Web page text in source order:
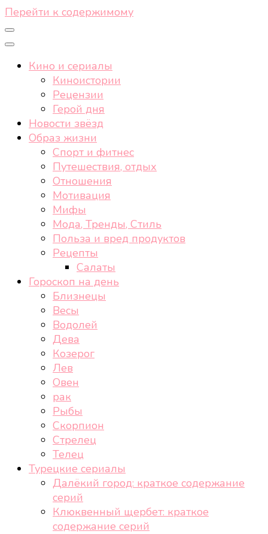
Перейти к содержимому
Кино и сериалы
Киноистории
Рецензии
Герой дня
Новости звёзд
Образ жизни
Спорт и фитнес
Путешествия, отдых
Отношения
Мотивация
Мифы
Мода, Тренды, Стиль
Польза и вред продуктов
Рецепты
Салаты
Гороскоп на день
Близнецы
Весы
Водолей
Дева
Козерог
Лев
Овен
рак
Рыбы
Скорпион
Стрелец
Телец
Турецкие сериалы
Далёкий город: краткое содержание
серий
Клюквенный щербет: краткое
содержание серий